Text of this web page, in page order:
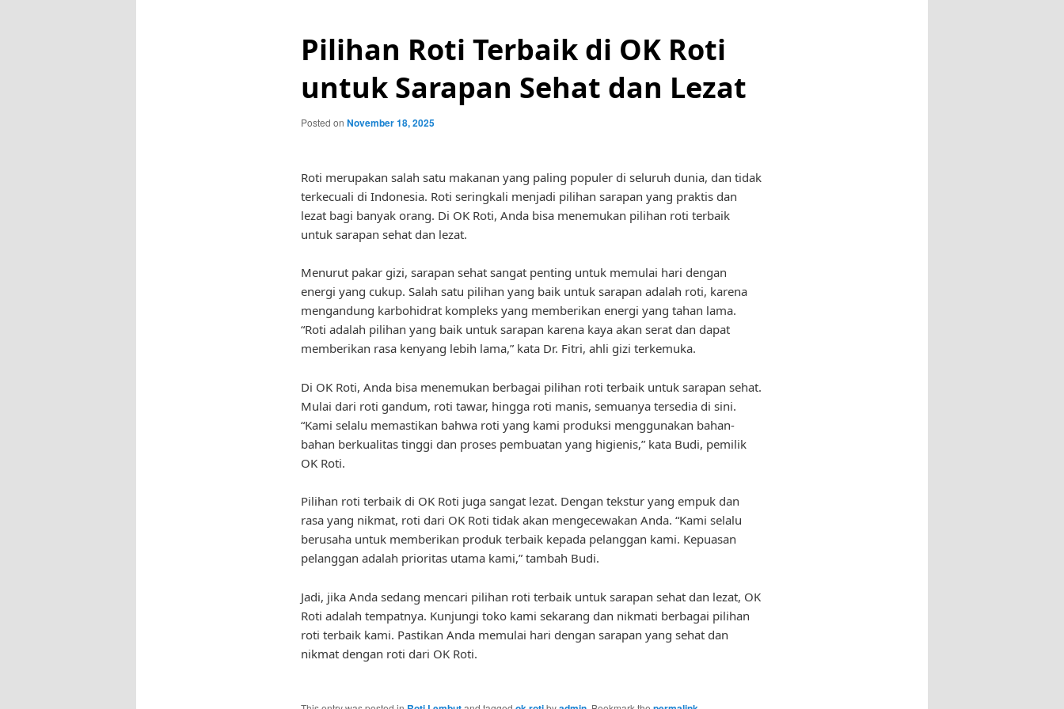
Pilihan Roti Terbaik di OK Roti
untuk Sarapan Sehat dan Lezat
Posted on November 18, 2025
Roti merupakan salah satu makanan yang paling populer di seluruh dunia, dan tidak
terkecuali di Indonesia. Roti seringkali menjadi pilihan sarapan yang praktis dan
lezat bagi banyak orang. Di OK Roti, Anda bisa menemukan pilihan roti terbaik
untuk sarapan sehat dan lezat.
Menurut pakar gizi, sarapan sehat sangat penting untuk memulai hari dengan
energi yang cukup. Salah satu pilihan yang baik untuk sarapan adalah roti, karena
mengandung karbohidrat kompleks yang memberikan energi yang tahan lama.
“Roti adalah pilihan yang baik untuk sarapan karena kaya akan serat dan dapat
memberikan rasa kenyang lebih lama,” kata Dr. Fitri, ahli gizi terkemuka.
Di OK Roti, Anda bisa menemukan berbagai pilihan roti terbaik untuk sarapan sehat.
Mulai dari roti gandum, roti tawar, hingga roti manis, semuanya tersedia di sini.
“Kami selalu memastikan bahwa roti yang kami produksi menggunakan bahan-
bahan berkualitas tinggi dan proses pembuatan yang higienis,” kata Budi, pemilik
OK Roti.
Pilihan roti terbaik di OK Roti juga sangat lezat. Dengan tekstur yang empuk dan
rasa yang nikmat, roti dari OK Roti tidak akan mengecewakan Anda. “Kami selalu
berusaha untuk memberikan produk terbaik kepada pelanggan kami. Kepuasan
pelanggan adalah prioritas utama kami,” tambah Budi.
Jadi, jika Anda sedang mencari pilihan roti terbaik untuk sarapan sehat dan lezat, OK
Roti adalah tempatnya. Kunjungi toko kami sekarang dan nikmati berbagai pilihan
roti terbaik kami. Pastikan Anda memulai hari dengan sarapan yang sehat dan
nikmat dengan roti dari OK Roti.